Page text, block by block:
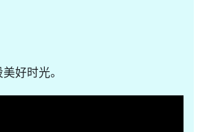
好时光。